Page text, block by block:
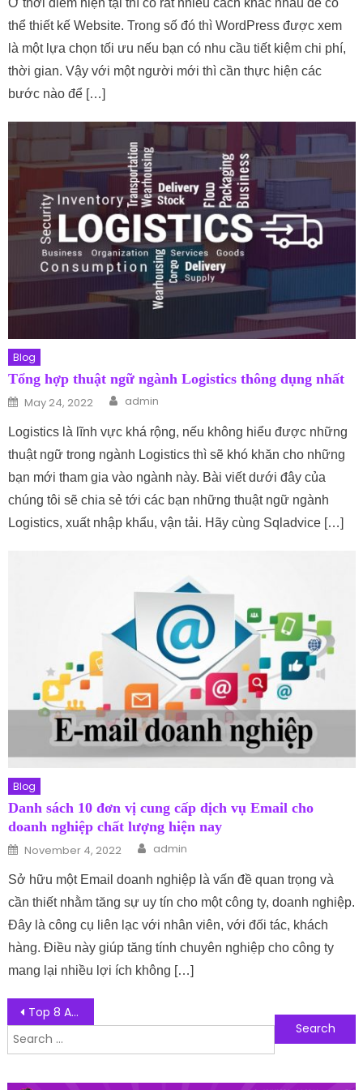
Ở thời điểm hiện tại thì có rất nhiều cách khác nhau để có
thể thiết kế Website. Trong số đó thì WordPress được xem
là một lựa chọn tối ưu nếu bạn có nhu cầu tiết kiệm chi phí,
thời gian. Vậy với một người mới thì cần thực hiện các
bước nào để […]
Blog
Tổng hợp thuật ngữ ngành Logistics thông dụng nhất
Posted on
May 24, 2022 Author
admin
Logistics là lĩnh vực khá rộng, nếu không hiểu được những
thuật ngữ trong ngành Logistics thì sẽ khó khăn cho những
bạn mới tham gia vào ngành này. Bài viết dưới đây của
chúng tôi sẽ chia sẻ tới các bạn những thuật ngữ ngành
Logistics, xuất nhập khẩu, vận tải. Hãy cùng Sqladvice […]
Blog
Danh sách 10 đơn vị cung cấp dịch vụ Email cho
doanh nghiệp chất lượng hiện nay
Posted on
November 4, 2022 Author
admin
Sở hữu một Email doanh nghiệp là vấn đề quan trọng và
cần thiết nhằm tăng sự uy tín cho một công ty, doanh nghiệp.
Đây là công cụ liên lạc với nhân viên, với đối tác, khách
hàng. Điều này giúp tăng tính chuyên nghiệp cho công ty
mang lại nhiều lợi ích không […]
Post navigation
Top 8 App Học Tiếng Trung Cho Người Mới Bắt Đầu Siêu Đỉnh
Search for: